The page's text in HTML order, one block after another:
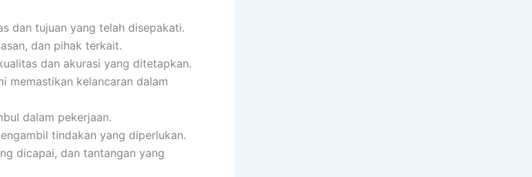
dan tujuan yang telah disepakati.
dan pihak terkait.
dan akurasi yang ditetapkan.
memastikan kelancaran dalam
dalam pekerjaan.
tindakan yang diperlukan.
dicapai, dan tantangan yang